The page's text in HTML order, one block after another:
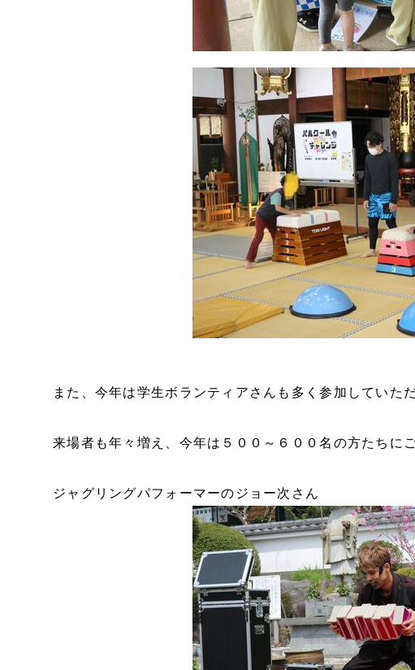
また、今年は学生ボランティアさんも多く参加していた
来場者も年々増え、今年は５００～６００名の方たちに
ジャグリングパフォーマーのジョー次さん